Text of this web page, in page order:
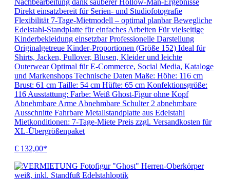
Direkt einsatzbereit für Serien- und Studiofotografie
Flexibilität 7-Tage-Mietmodell – optimal planbar Bewegliche
Edelstahl-Standplatte für einfaches Arbeiten Für vielseitige
Kinderbekleidung einsetzbar Professionelle Darstellung
Originalgetreue Kinder-Proportionen (Größe 152) Ideal für
Shirts, Jacken, Pullover, Blusen, Kleider und leichte
Outerwear Optimal für E-Commerce, Social Media, Kataloge
und Markenshops Technische Daten Maße: Höhe: 116 cm
Brust: 61 cm Taille: 54 cm Hüfte: 65 cm Konfektionsgröße:
116 Ausstattung: Farbe: Weiß Ghost-Figur ohne Kopf
Abnehmbare Arme Abnehmbare Schulter 2 abnehmbare
Ausschnitte Fahrbare Metallstandplatte aus Edelstahl
Mietkonditionen: 7-Tage-Miete Preis zzgl. Versandkosten für
XL-Übergrößenpaket
€ 132,00*